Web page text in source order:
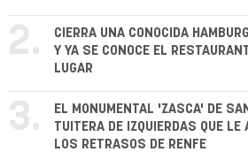
2.
CIERRA UNA CONOCIDA
Y YA SE CONOCE EL
LUGAR
3.
EL MONUMENTAL 'ZASCA' DE
TUITERA DE IZQUIERDAS QUE LE
LOS RETRASOS DE RENFE